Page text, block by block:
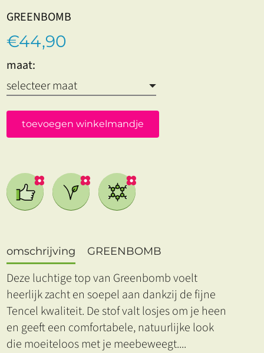
GREENBOMB
€44,90
maat:
toevoegen winkelmandje
omschrijving GREENBOMB
Deze luchtige top van Greenbomb voelt
heerlijk zacht en soepel aan dankzij de fijne
Tencel kwaliteit. De stof valt losjes om je heen
en geeft een comfortabele, natuurlijke look
die moeiteloos met je meebeweegt....